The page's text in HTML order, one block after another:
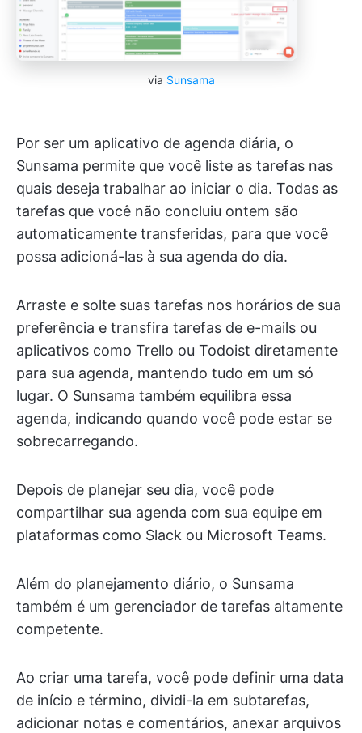
via Sunsama
Por ser um aplicativo de agenda diária, o
Sunsama permite que você liste as tarefas nas
quais deseja trabalhar ao iniciar o dia. Todas as
tarefas que você não concluiu ontem são
automaticamente transferidas, para que você
possa adicioná-las à sua agenda do dia.
Arraste e solte suas tarefas nos horários de sua
preferência e transfira tarefas de e-mails ou
aplicativos como Trello ou Todoist diretamente
para sua agenda, mantendo tudo em um só
lugar. O Sunsama também equilibra essa
agenda, indicando quando você pode estar se
sobrecarregando.
Depois de planejar seu dia, você pode
compartilhar sua agenda com sua equipe em
plataformas como Slack ou Microsoft Teams.
Além do planejamento diário, o Sunsama
também é um gerenciador de tarefas altamente
competente.
Ao criar uma tarefa, você pode definir uma data
de início e término, dividi-la em subtarefas,
adicionar notas e comentários, anexar arquivos